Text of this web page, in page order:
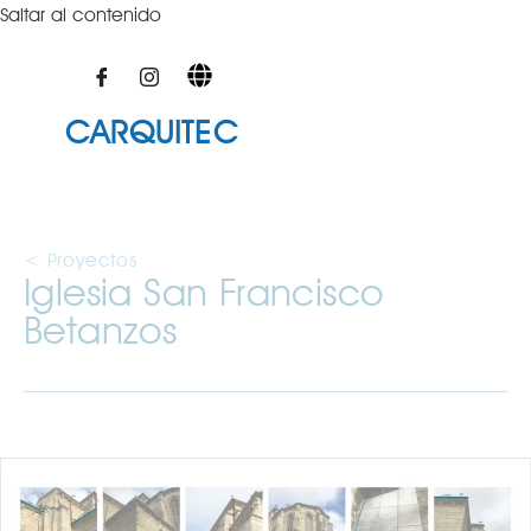
Saltar al contenido
CARQUITEC
< Proyectos
Iglesia San Francisco
Betanzos